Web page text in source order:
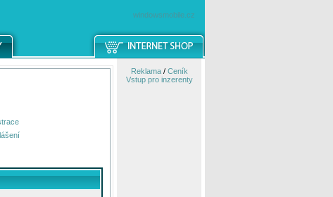
windowsmobile.cz
Reklama/ Ceník
Vstup pro inzerenty